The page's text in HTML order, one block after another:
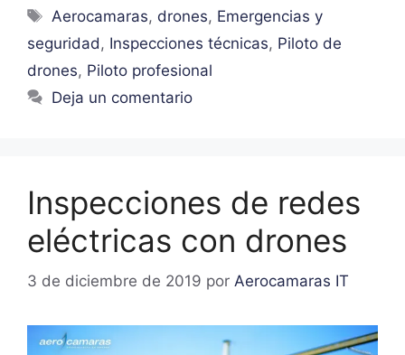
Aerocamaras, drones, Emergencias y
seguridad, Inspecciones técnicas, Piloto de
drones, Piloto profesional
Deja un comentario
Inspecciones de redes
eléctricas con drones
3 de diciembre de 2019 por Aerocamaras IT